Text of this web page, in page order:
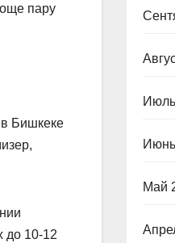
пару
Бишкеке
до 10-12
Май